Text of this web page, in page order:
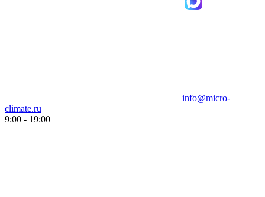
info@micro-
climate.ru
9:00 - 19:00